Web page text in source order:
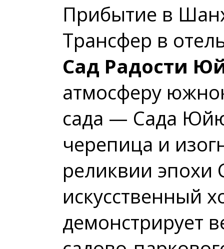
Прибытие в
Трансфер в
Сад Радости
атмосферу
сада — Сада
черепица и
реликвии эпохи
искусственный
демонстрирует